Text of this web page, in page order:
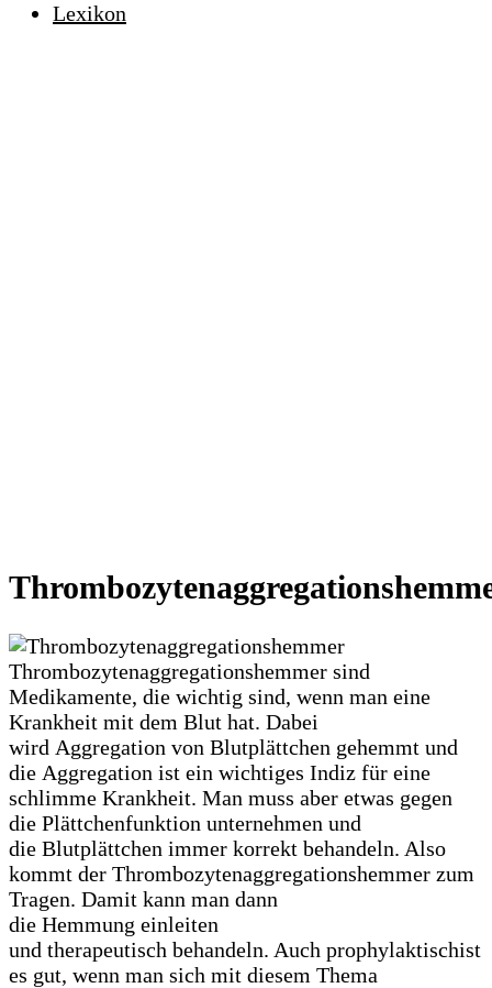
Lexikon
Thrombozytenaggregationshemmer sind
Medikamente, die wichtig sind, wenn man eine
Krankheit mit dem Blut hat. Dabei
wird Aggregation von Blutplättchen gehemmt und
die Aggregation ist ein wichtiges Indiz für eine
schlimme Krankheit. Man muss aber etwas gegen
die Plättchenfunktion unternehmen und
die Blutplättchen immer korrekt behandeln. Also
kommt der Thrombozytenaggregationshemmer zum
Tragen. Damit kann man dann
die Hemmung einleiten
und therapeutisch behandeln. Auch prophylaktischist
es gut, wenn man sich mit diesem Thema